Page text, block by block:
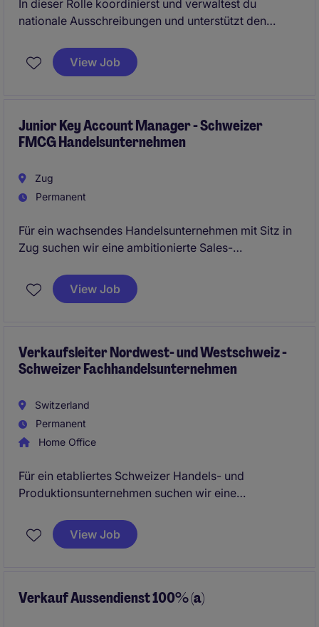
In dieser Rolle koordinierst und verwaltest du
nationale Ausschreibungen und unterstützt den
bis zur termingerechten Einreichung. Als zentrale
Schnittstelle arbeitest du eng mit verschiedenen
professionelle Kunden- und
Angebotsdokumentation.
View Job
Junior Key Account Manager - Schweizer
FMCG Handelsunternehmen
Zug
Permanent
Für ein wachsendes Handelsunternehmen mit Sitz in
Zug suchen wir eine ambitionierte Sales-
oder FMCG-Umfeld. In dieser Rolle betreuen Sie
nationale Detailhandelskunden, unterstützen den
Development und internationalem Trading.
View Job
Verkaufsleiter Nordwest- und Westschweiz -
Schweizer Fachhandelsunternehmen
Switzerland
Permanent
Home Office
Für ein etabliertes Schweizer Handels- und
Produktionsunternehmen suchen wir eine
Westschweiz. Sie betreuen Fachhandel, Handwerks-
und Baukunden, entwickeln bestehende Beziehungen
guten Deutsch- sowie Französischkenntnissen.
View Job
Verkauf Aussendienst 100% (a)